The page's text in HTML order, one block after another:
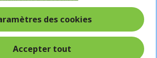
Belgiquedes cookies
Accepter tout